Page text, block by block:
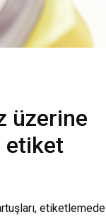
üzerine
etiket
etiketlemede